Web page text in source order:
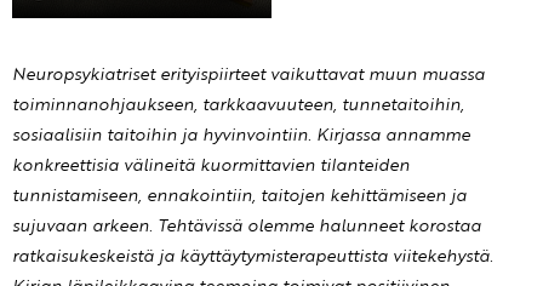
Neuropsykiatriset erityispiirteet vaikuttavat muun muassa
toiminnanohjaukseen, tarkkaavuuteen, tunnetaitoihin,
sosiaalisiin taitoihin ja hyvinvointiin. Kirjassa annamme
konkreettisia välineitä kuormittavien tilanteiden
tunnistamiseen, ennakointiin, taitojen kehittämiseen ja
sujuvaan arkeen. Tehtävissä olemme halunneet korostaa
ratkaisukeskeistä ja käyttäytymisterapeuttista viitekehystä.